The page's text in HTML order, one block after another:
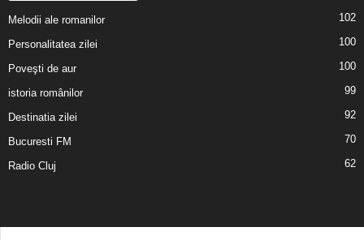
Melodii ale romanilor 102
Personalitatea zilei 100
Poveşti de aur 100
istoria românilor 99
Destinatia zilei 92
Bucuresti FM 70
Radio Cluj 62